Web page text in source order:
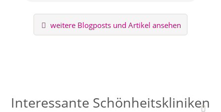
weitere Blogposts und Artikel ansehen
Interessante Schönheitskliniken